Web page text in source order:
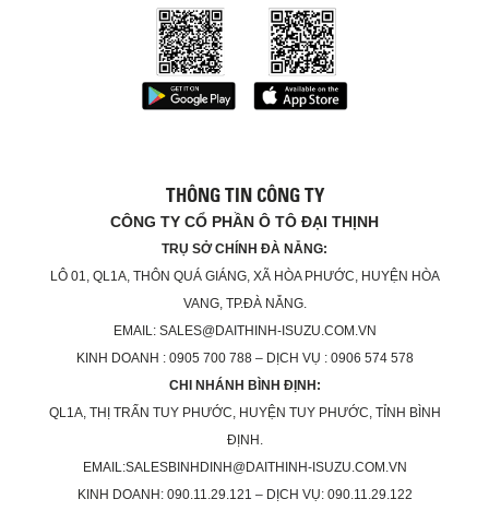
THÔNG TIN CÔNG TY
CÔNG TY CỔ PHẦN Ô TÔ ĐẠI THỊNH
TRỤ SỞ CHÍNH ĐÀ NẴNG:
LÔ 01, QL1A, THÔN QUÁ GIÁNG, XÃ HÒA PHƯỚC, HUYỆN HÒA
VANG, TP.ĐÀ NẴNG.
EMAIL: SALES@DAITHINH-ISUZU.COM.VN
KINH DOANH : 0905 700 788 – DỊCH VỤ : 0906 574 578
CHI NHÁNH BÌNH ĐỊNH:
QL1A, THỊ TRẤN TUY PHƯỚC, HUYỆN TUY PHƯỚC, TỈNH BÌNH
ĐỊNH.
EMAIL:SALESBINHDINH@DAITHINH-ISUZU.COM.VN
KINH DOANH: 090.11.29.121 – DỊCH VỤ: 090.11.29.122